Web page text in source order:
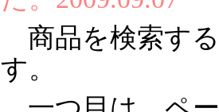
商品を検索す
す。